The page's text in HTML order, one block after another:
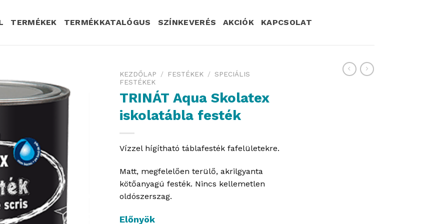
TERMÉKEK TERMÉKKATALÓGUS SZÍNKEVERÉS AKCIÓK KAPCSOLAT
KEZDŐLAP / FESTÉKEK / SPECIÁLIS
FESTÉKEK
TRINÁT Aqua Skolatex
iskolatábla festék
Vízzel hígítható táblafesték fafelületekre.
Matt, megfelelően terülő, akrilgyanta
kötőanyagú festék. Nincs kellemetlen
oldószerszag.
Előnyök